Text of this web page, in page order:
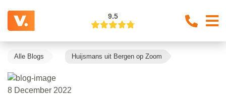
9.5
Alle Blogs Huijsmans uit Bergen op Zoom
8 December 2022